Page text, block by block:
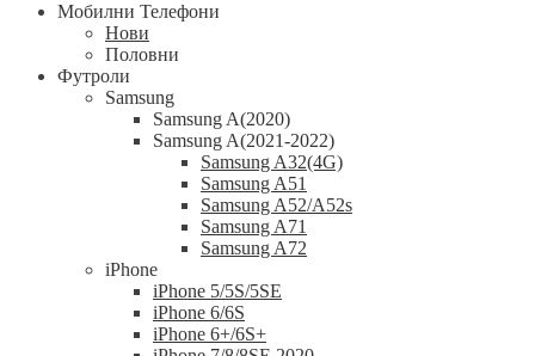
Мобилни Телефони
Нови
Половни
Футроли
Samsung
Samsung A(2020)
Samsung A(2021-2022)
Samsung A32(4G)
Samsung A51
Samsung A52/A52s
Samsung A71
Samsung A72
iPhone
iPhone 5/5S/5SE
iPhone 6/6S
iPhone 6+/6S+